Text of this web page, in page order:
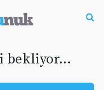
bekliyor...